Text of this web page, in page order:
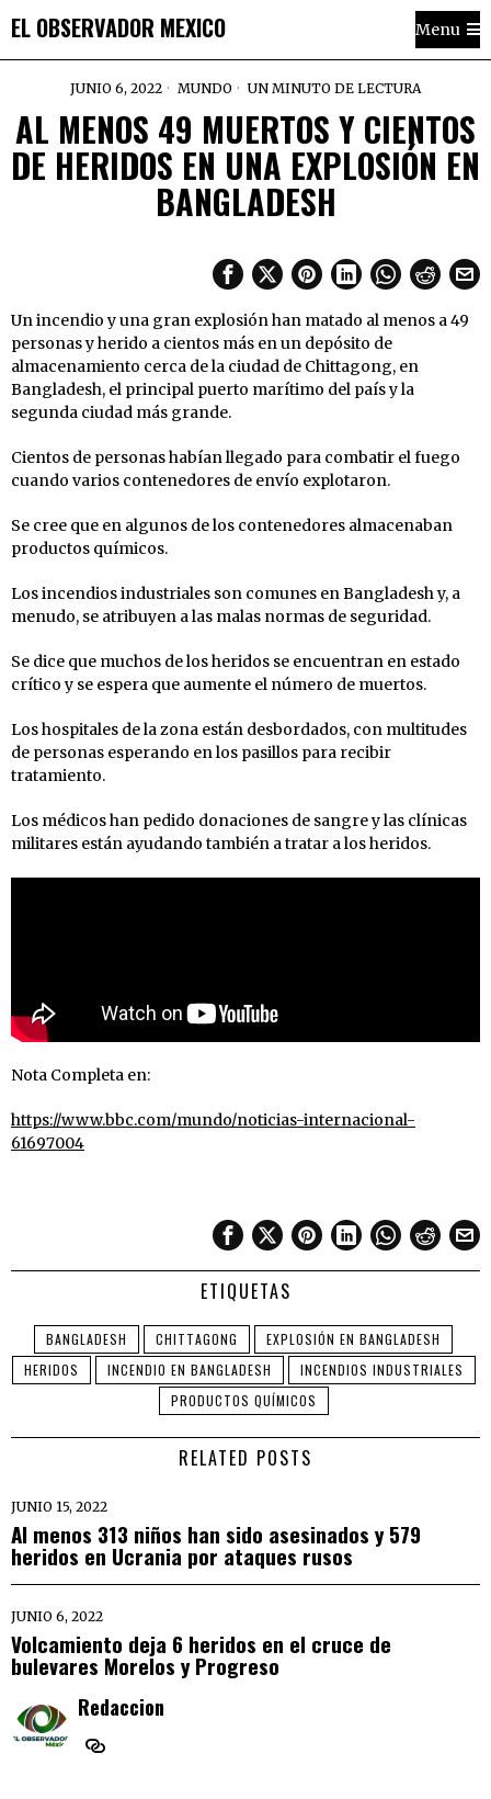
EL OBSERVADOR MEXICO Menu
JUNIO 6, 2022 MUNDO UN MINUTO DE LECTURA
AL MENOS 49 MUERTOS Y CIENTOS
DE HERIDOS EN UNA EXPLOSIÓN EN
BANGLADESH
Un incendio y una gran explosión han matado al menos a 49
personas y herido a cientos más en un depósito de
almacenamiento cerca de la ciudad de Chittagong, en
Bangladesh, el principal puerto marítimo del país y la
segunda ciudad más grande.
Cientos de personas habían llegado para combatir el fuego
cuando varios contenedores de envío explotaron.
Se cree que en algunos de los contenedores almacenaban
productos químicos.
Los incendios industriales son comunes en Bangladesh y, a
menudo, se atribuyen a las malas normas de seguridad.
Se dice que muchos de los heridos se encuentran en estado
crítico y se espera que aumente el número de muertos.
Los hospitales de la zona están desbordados, con multitudes
de personas esperando en los pasillos para recibir
tratamiento.
Los médicos han pedido donaciones de sangre y las clínicas
militares están ayudando también a tratar a los heridos.
Nota Completa en:
https://www.bbc.com/mundo/noticias-internacional-
61697004
ETIQUETAS
BANGLADESH CHITTAGONG
EXPLOSIÓN EN BANGLADESH
HERIDOS
INCENDIO EN BANGLADESH
INCENDIOS INDUSTRIALES
PRODUCTOS QUÍMICOS
RELATED POSTS
JUNIO 15, 2022
Al menos 313 niños han sido asesinados y 579
heridos en Ucrania por ataques rusos
JUNIO 6, 2022
Volcamiento deja 6 heridos en el cruce de
bulevares Morelos y Progreso
Redaccion